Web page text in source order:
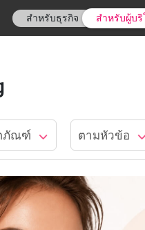
สำหรับธุรกิจ สำหรับผู้บ
ภัณฑ์ ตามหัวข้อ